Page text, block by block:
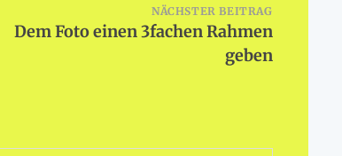
NÄCHSTER BEITRAG
Dem Foto einen 3fachen Rahmen
geben